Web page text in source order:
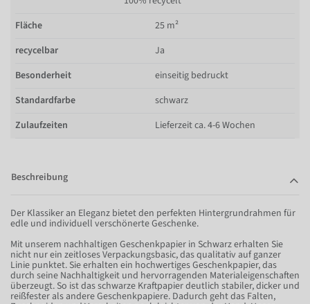
Fläche
25 m²
recycelbar
Ja
Besonderheit
einseitig bedruckt
Standardfarbe
schwarz
Zulaufzeiten
Lieferzeit ca. 4-6 Wochen
Beschreibung
Der Klassiker an Eleganz bietet den perfekten Hintergrundrahmen für
edle und individuell verschönerte Geschenke.
Mit unserem nachhaltigen Geschenkpapier in Schwarz erhalten Sie
nicht nur ein zeitloses Verpackungsbasic, das qualitativ auf ganzer
Linie punktet. Sie erhalten ein hochwertiges Geschenkpapier, das
durch seine Nachhaltigkeit und hervorragenden Materialeigenschaften
überzeugt. So ist das schwarze Kraftpapier deutlich stabiler, dicker und
reißfester als andere Geschenkpapiere. Dadurch geht das Falten,